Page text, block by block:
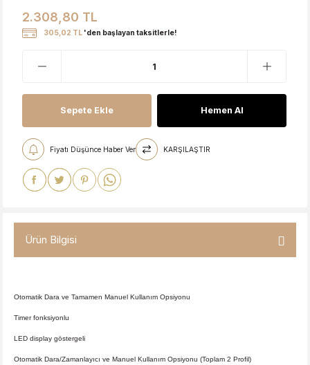
2.308,80 TL
305,02 TL 'den başlayan taksitlerle!
Sepete Ekle Hemen Al
Fiyatı Düşünce Haber Ver KARŞILAŞTIR
Ürün Bilgisi
Otomatik Dara ve Tamamen Manuel Kullanım Opsiyonu
Timer fonksiyonlu
LED display göstergeli
Otomatik Dara/Zamanlayıcı ve Manuel Kullanım Opsiyonu (Toplam 2 Profil)